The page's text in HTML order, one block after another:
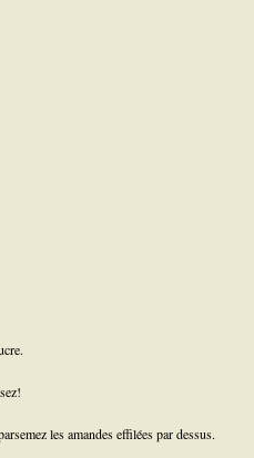
les amandes effilées par dessus.